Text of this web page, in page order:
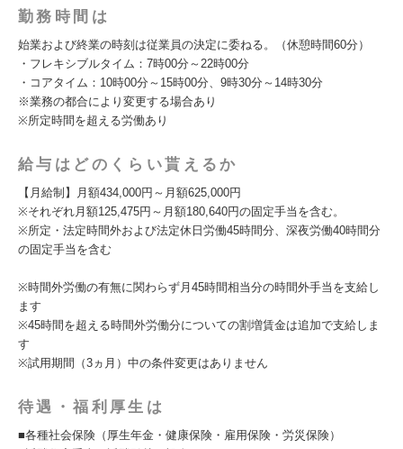
勤務時間は
始業および終業の時刻は従業員の決定に委ねる。（休憩時間60分）
・フレキシブルタイム：7時00分～22時00分
・コアタイム：10時00分～15時00分、9時30分～14時30分
※業務の都合により変更する場合あり
※所定時間を超える労働あり
給与はどのくらい貰えるか
【月給制】月額434,000円～月額625,000円
※それぞれ月額125,475円～月額180,640円の固定手当を含む。
※所定・法定時間外および法定休日労働45時間分、深夜労働40時間分
の固定手当を含む
※時間外労働の有無に関わらず月45時間相当分の時間外手当を支給し
ます
※45時間を超える時間外労働分についての割増賃金は追加で支給しま
す
※試用期間（3ヵ月）中の条件変更はありません
待遇・福利厚生は
■各種社会保険（厚生年金・健康保険・雇用保険・労災保険）